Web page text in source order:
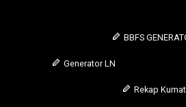
BBFS
Generator LN
Rekap Kumat